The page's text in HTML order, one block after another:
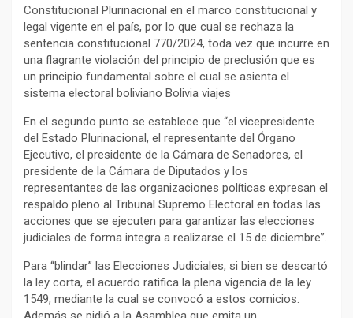
Constitucional Plurinacional en el marco constitucional y
legal vigente en el país, por lo que cual se rechaza la
sentencia constitucional 770/2024, toda vez que incurre en
una flagrante violación del principio de preclusión que es
un principio fundamental sobre el cual se asienta el
sistema electoral boliviano Bolivia viajes
En el segundo punto se establece que “el vicepresidente
del Estado Plurinacional, el representante del Órgano
Ejecutivo, el presidente de la Cámara de Senadores, el
presidente de la Cámara de Diputados y los
representantes de las organizaciones políticas expresan el
respaldo pleno al Tribunal Supremo Electoral en todas las
acciones que se ejecuten para garantizar las elecciones
judiciales de forma integra a realizarse el 15 de diciembre”.
Para “blindar” las Elecciones Judiciales, si bien se descartó
la ley corta, el acuerdo ratifica la plena vigencia de la ley
1549, mediante la cual se convocó a estos comicios.